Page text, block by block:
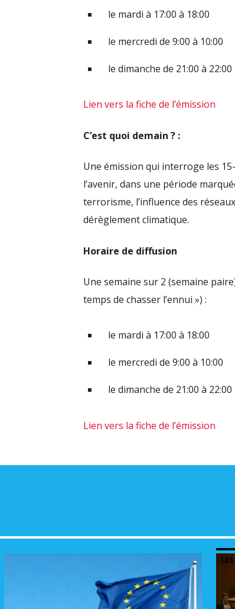
le mardi à 17:00 à 18:00
le mercredi de 9:00 à 10:00
le dimanche de 21:00 à 22:00
Lien vers la fiche de l’émission
C’est quoi demain ? :
Une émission qui interroge les
l’avenir, dans une période
terrorisme, l’influence des
dérèglement climatique.
Horaire de diffusion
Une semaine sur 2 (semaine
temps de chasser l’ennui ») :
le mardi à 17:00 à 18:00
le mercredi de 9:00 à 10:00
le dimanche de 21:00 à 22:00
Lien vers la fiche de l’émission